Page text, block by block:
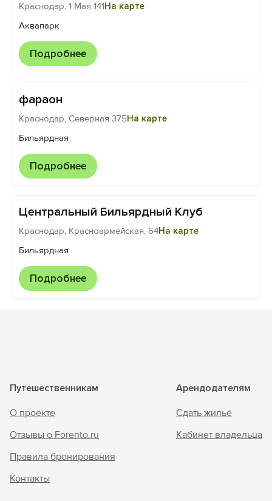
Краснодар, 1 Мая 141На карте
Аквапарк
Подробнее
фараон
Краснодар, Северная 375На карте
Бильярдная
Подробнее
Центральный Бильярдный Клуб
Краснодар, Красноармейская, 64На карте
Бильярдная
Подробнее
Путешественникам
О проекте
Отзывы о Forento.ru
Правила бронирования
Контакты
Арендодателям
Сдать жильё
Кабинет владельца